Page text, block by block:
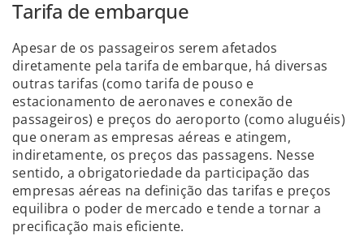
Tarifa de embarque
Apesar de os passageiros serem afetados
diretamente pela tarifa de embarque, há diversas
outras tarifas (como tarifa de pouso e
estacionamento de aeronaves e conexão de
passageiros) e preços do aeroporto (como aluguéis)
que oneram as empresas aéreas e atingem,
indiretamente, os preços das passagens. Nesse
sentido, a obrigatoriedade da participação das
empresas aéreas na definição das tarifas e preços
equilibra o poder de mercado e tende a tornar a
precificação mais eficiente.